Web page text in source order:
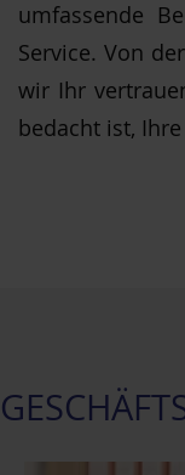
umfassende
Service. Von
wir Ihr
bedacht ist,